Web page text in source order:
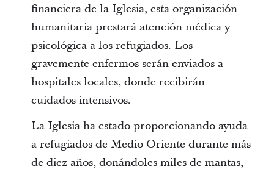
financiera de la Iglesia, esta organización
humanitaria prestará atención médica y
psicológica a los refugiados. Los
gravemente enfermos serán enviados a
hospitales locales, donde recibirán
cuidados intensivos.
La Iglesia ha estado proporcionando ayuda
a refugiados de Medio Oriente durante más
de diez años, donándoles miles de mantas,